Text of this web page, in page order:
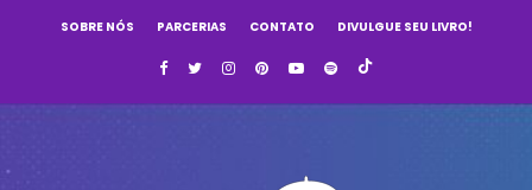
SOBRE NÓS PARCERIAS CONTATO DIVULGUE SEU LIVRO!